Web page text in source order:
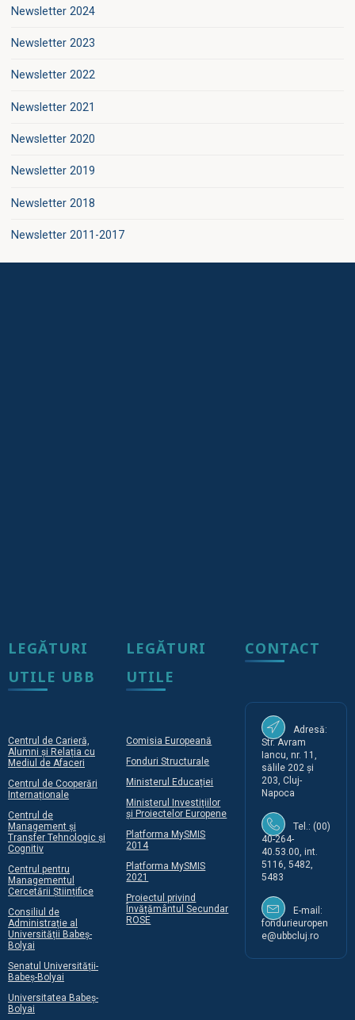
Newsletter 2024
Newsletter 2023
Newsletter 2022
Newsletter 2021
Newsletter 2020
Newsletter 2019
Newsletter 2018
Newsletter 2011-2017
LEGĂTURI
UTILE UBB
Centrul de Carieră,
Alumni și Relația cu
Mediul de Afaceri
Centrul de Cooperări
Internaționale
Centrul de
Management și
Transfer Tehnologic și
Cognitiv
Centrul pentru
Managementul
Cercetării Științifice
Consiliul de
Administrație al
Universității Babeș-
Bolyai
Senatul Universității-
Babeș-Bolyai
Universitatea Babeș-
Bolyai
LEGĂTURI
UTILE
Comisia Europeană
Fonduri Structurale
Ministerul Educației
Ministerul Investițiilor
și Proiectelor Europene
Platforma MySMIS
2014
Platforma MySMIS
2021
Proiectul privind
Învățământul Secundar
ROSE
CONTACT
Adresă:
Str. Avram
Iancu, nr. 11,
sălile 202 și
203, Cluj-
Napoca
Tel.: (00)
40-264-
40.53.00, int.
5116, 5482,
5483
E-mail:
fondurieuropen
e@ubbcluj.ro